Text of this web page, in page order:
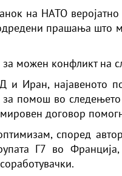
на НАТО
прашања што
можен конфликт на
и Иран, најавеното
помош во
договор
според
Г7 во